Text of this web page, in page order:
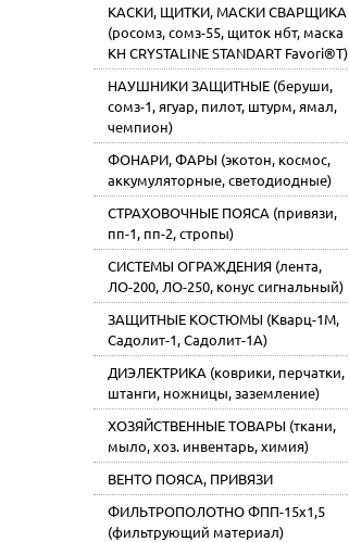
КАСКИ, ЩИТКИ, МАСКИ СВАРЩИКА
(росомз, сомз-55, щиток нбт, маска
КН CRYSTALINE STANDART Favori®T)
НАУШНИКИ ЗАЩИТНЫЕ (беруши,
сомз-1, ягуар, пилот, штурм, ямал,
чемпион)
ФОНАРИ, ФАРЫ (экотон, космос,
аккумуляторные, светодиодные)
СТРАХОВОЧНЫЕ ПОЯСА (привязи,
пп-1, пп-2, стропы)
СИСТЕМЫ ОГРАЖДЕНИЯ (лента,
ЛО-200, ЛО-250, конус сигнальный)
ЗАЩИТНЫЕ КОСТЮМЫ (Кварц-1М,
Садолит-1, Садолит-1А)
ДИЭЛЕКТРИКА (коврики, перчатки,
штанги, ножницы, заземление)
ХОЗЯЙСТВЕННЫЕ ТОВАРЫ (ткани,
мыло, хоз. инвентарь, химия)
ВЕНТО ПОЯСА, ПРИВЯЗИ
ФИЛЬТРОПОЛОТНО ФПП-15х1,5
(фильтрующий материал)